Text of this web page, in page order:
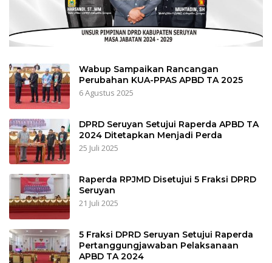
Wabup Sampaikan Rancangan
Perubahan KUA-PPAS APBD TA 2025
6 Agustus 2025
DPRD Seruyan Setujui Raperda APBD TA
2024 Ditetapkan Menjadi Perda
25 Juli 2025
Raperda RPJMD Disetujui 5 Fraksi DPRD
Seruyan
21 Juli 2025
5 Fraksi DPRD Seruyan Setujui Raperda
Pertanggungjawaban Pelaksanaan
APBD TA 2024